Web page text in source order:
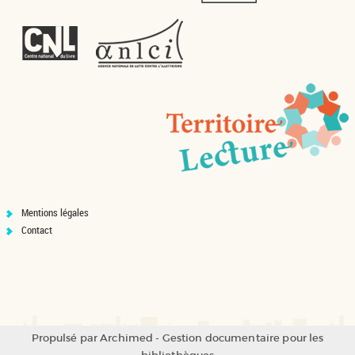
Mentions légales
Contact
Propulsé parArchimed - Gestion documentaire pour les